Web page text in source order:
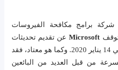
برامج مكافحة الفيروسات
Microsoft عن تقديم تحديثات
في 14 يناير 2020. وكما هو معتاد، فقد
من قبل العديد من البائعين